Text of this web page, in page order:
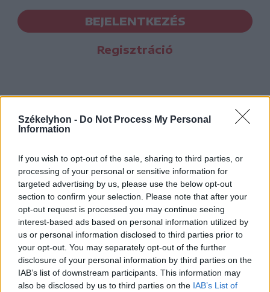
Székelyhon - Do Not Process My Personal
Information
If you wish to opt-out of the sale, sharing to third parties, or
processing of your personal or sensitive information for
targeted advertising by us, please use the below opt-out
section to confirm your selection. Please note that after your
opt-out request is processed you may continue seeing
interest-based ads based on personal information utilized by
us or personal information disclosed to third parties prior to
your opt-out. You may separately opt-out of the further
disclosure of your personal information by third parties on the
IAB’s list of downstream participants. This information may
also be disclosed by us to third parties on the IAB’s List of
BEJELENTKEZÉS
Regisztráció
Hasznos
Impresszum
Szerzői jogok
Adatvédelmi tájékoztató
Cookie-kezelési tájékoztató